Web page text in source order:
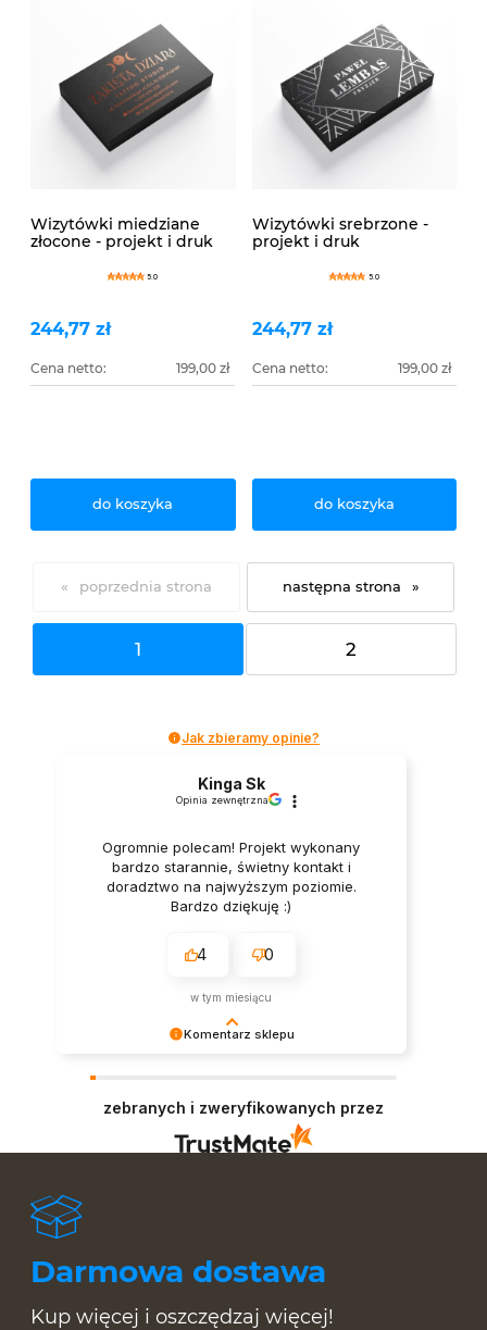
Wizytówki miedziane
złocone - projekt i druk
5.0
244,77 zł
Cena netto: 199,00 zł
do koszyka
Wizytówki srebrzone -
projekt i druk
5.0
244,77 zł
Cena netto: 199,00 zł
do koszyka
«
1 2
»
Jak zbieramy opinie?
Komentarz sklepu
Kinga Sk
Opinia zewnętrzna
Ogromnie polecam! Projekt wykonany
bardzo starannie, świetny kontakt i
doradztwo na najwyższym poziomie.
Bardzo dziękuję :)
4 0
w tym miesiącu
zebranych i zweryfikowanych przez
Darmowa dostawa
Kup więcej i oszczędzaj więcej!